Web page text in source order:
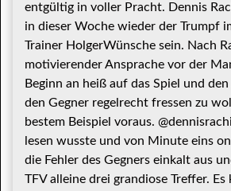
entgültig in voller Pracht. Dennis
in dieser Woche wieder der Trumpf
Trainer HolgerWünsche sein. Nach
motivierender Ansprache vor der
Beginn an heiß auf das Spiel und den
den Gegner regelrecht fressen zu
bestem Beispiel voraus.
lesen wusste und von Minute eins
die Fehler des Gegners einkalt aus
TFV alleine drei grandiose Treffer. Es